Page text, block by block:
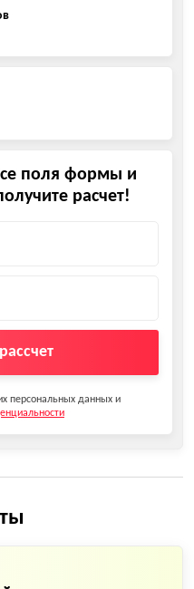
поля формы и
расчет!
персональных данных и